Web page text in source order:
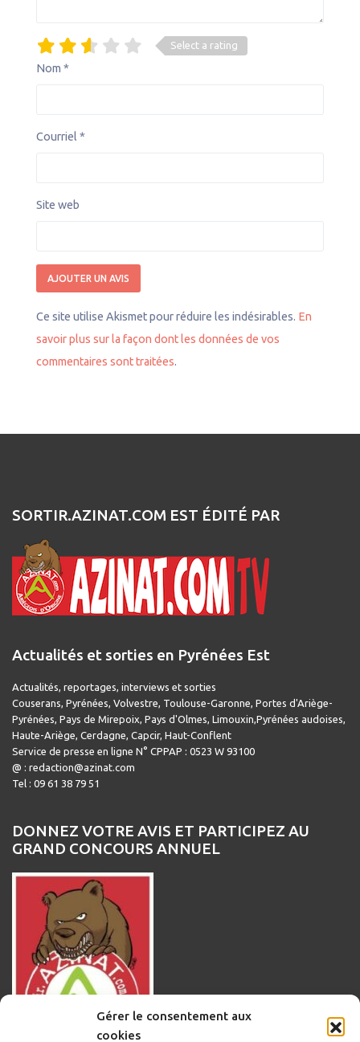
Gérer le consentement aux
cookies
Select a rating
Nom *
Courriel *
Site web
Ce site utilise Akismet pour réduire les indésirables. En
savoir plus sur la façon dont les données de vos
commentaires sont traitées.
SORTIR.AZINAT.COM EST ÉDITÉ PAR
Actualités et sorties en Pyrénées Est
Actualités, reportages, interviews et sorties
Couserans, Pyrénées, Volvestre, Toulouse-Garonne, Portes d'Ariège-
Pyrénées, Pays de Mirepoix, Pays d'Olmes, Limouxin,Pyrénées audoises,
Haute-Ariège, Cerdagne, Capcir, Haut-Conflent
Service de presse en ligne N° CPPAP : 0523 W 93100
@ : redaction@azinat.com
Tel : 09 61 38 79 51
DONNEZ VOTRE AVIS ET PARTICIPEZ AU
GRAND CONCOURS ANNUEL